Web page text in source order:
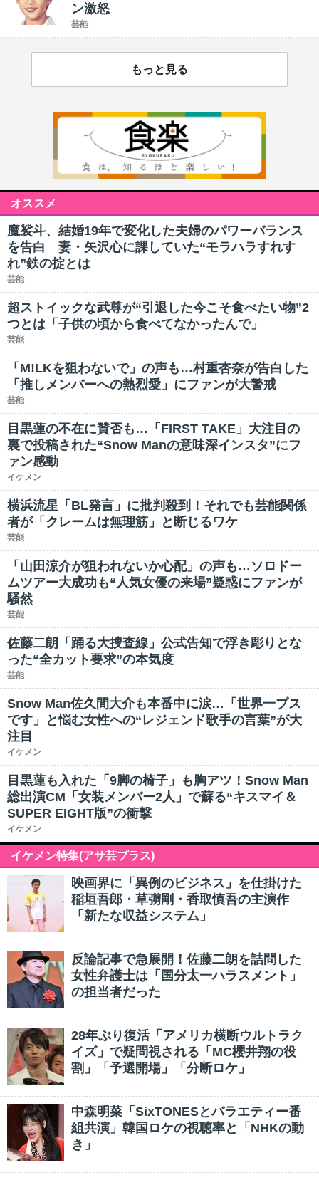
ン激怒
芸能
もっと見る
オススメ
魔裟斗、結婚19年で変化した夫婦のパワーバランス
を告白 妻・矢沢心に課していた“モラハラすれす
れ”鉄の掟とは
芸能
超ストイックな武尊が“引退した今こそ食べたい物”2
つとは「子供の頃から食べてなかったんで」
芸能
「M!LKを狙わないで」の声も…村重杏奈が告白した
「推しメンバーへの熱烈愛」にファンが大警戒
芸能
目黒蓮の不在に賛否も…「FIRST TAKE」大注目の
裏で投稿された“Snow Manの意味深インスタ”にフ
ァン感動
イケメン
横浜流星「BL発言」に批判殺到！それでも芸能関係
者が「クレームは無理筋」と断じるワケ
芸能
「山田涼介が狙われないか心配」の声も…ソロドー
ムツアー大成功も“人気女優の来場”疑惑にファンが
騒然
芸能
佐藤二朗「踊る大捜査線」公式告知で浮き彫りとな
った“全カット要求”の本気度
芸能
Snow Man佐久間大介も本番中に涙…「世界一ブス
です」と悩む女性への“レジェンド歌手の言葉”が大
注目
イケメン
目黒蓮も入れた「9脚の椅子」も胸アツ！Snow Man
総出演CM「女装メンバー2人」で蘇る“キスマイ＆
SUPER EIGHT版”の衝撃
イケメン
イケメン特集(アサ芸プラス)
映画界に「異例のビジネス」を仕掛けた
稲垣吾郎・草彅剛・香取慎吾の主演作
「新たな収益システム」
反論記事で急展開！佐藤二朗を詰問した
女性弁護士は「国分太一ハラスメント」
の担当者だった
28年ぶり復活「アメリカ横断ウルトラク
イズ」で疑問視される「MC櫻井翔の役
割」「予選開場」「分断ロケ」
中森明菜「SixTONESとバラエティー番
組共演」韓国ロケの視聴率と「NHKの動
き」